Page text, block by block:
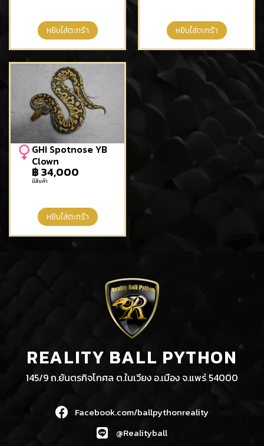
หยิบใส่ตะกร้า หยิบใส่ตะกร้า
GHI Spotnose YB
Clown
฿34,000
มีสินค้า
หยิบใส่ตะกร้า
REALITY BALL PYTHON
145/9 ถ.ยันตรกิจโกศล ต.ในเวียง อ.เมือง จ.แพร่ 54000
Facebook.com/ballpythonreality
@Realityball